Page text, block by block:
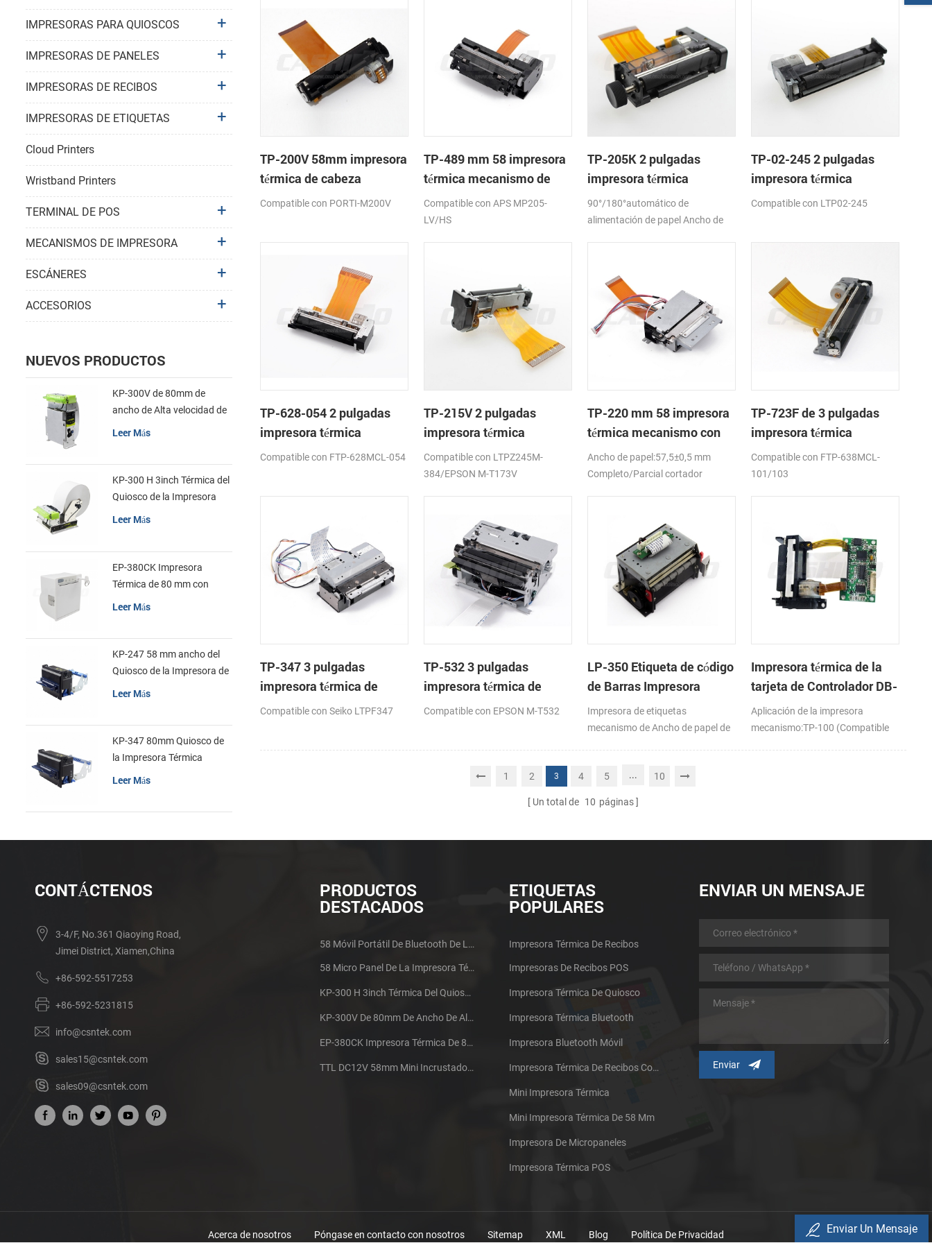
TP-200V 58mm impresora
térmica de cabeza
Compatible con PORTI-M200V
TP-489 mm 58 impresora
térmica mecanismo de
Compatible con APS MP205-
LV/HS
TP-205K 2 pulgadas
impresora térmica
mecanismo de
90°/180°automático de
alimentación de papel Ancho de
TP-02-245 2 pulgadas
impresora térmica
mecanismo de
Compatible con LTP02-245
TP-628-054 2 pulgadas
impresora térmica
mecanismo de
Compatible con FTP-628MCL-054
TP-215V 2 pulgadas
impresora térmica
mecanismo de
Compatible con LTPZ245M-
384/EPSON M-T173V
TP-220 mm 58 impresora
térmica mecanismo con
cortador automático
Ancho de papel:57,5±0,5 mm
Completo/Parcial cortador
TP-723F de 3 pulgadas
impresora térmica
mecanismo de
Compatible con FTP-638MCL-
101/103
TP-347 3 pulgadas
impresora térmica de
cabeza con cortador
Compatible con Seiko LTPF347
TP-532 3 pulgadas
impresora térmica de
cabeza con cortador
Compatible con EPSON M-T532
LP-350 Etiqueta de código
de Barras Impresora
Mecanismo de
Impresora de etiquetas
mecanismo de Ancho de papel de
Impresora térmica de la
tarjeta de Controlador DB-
100
Aplicación de la impresora
mecanismo:TP-100 (Compatible
1 2 3 4 5 ... 10
Un total de 10 páginas
IMPRESORAS PARA QUIOSCOS
IMPRESORAS DE PANELES
IMPRESORAS DE RECIBOS
IMPRESORAS DE ETIQUETAS
Cloud Printers
Wristband Printers
TERMINAL DE POS
MECANISMOS DE IMPRESORA
ESCÁNERES
ACCESORIOS
NUEVOS PRODUCTOS
KP-300V de 80mm de
ancho de Alta velocidad de
la Impresora Térmica del
Leer Más
KP-300 H 3inch Térmica del
Quiosco de la Impresora
Módulo de
Leer Más
EP-380CK Impresora
Térmica de 80 mm con
Leer Más
KP-247 58 mm ancho del
Quiosco de la Impresora de
Leer Más
KP-347 80mm Quiosco de
la Impresora Térmica
Leer Más
CONTÁCTENOS
3-4/F, No.361 Qiaoying Road,
Jimei District, Xiamen,China
+86-592-5517253
+86-592-5231815
info@csntek.com
sales15@csntek.com
sales09@csntek.com
PRODUCTOS
DESTACADOS
58 Móvil Portátil De Bluetooth De La Impresora Térmica De PTP-II
58 Micro Panel De La Impresora Térmica De Recibos CSN-A1
KP-300 H 3inch Térmica Del Quiosco De La Impresora Módulo De
KP-300V De 80mm De Ancho De Alta Velocidad De La Impresora Térmica Del Quiosco
EP-380CK Impresora Térmica De 80 Mm Con Bloqueo De La Tapa
TTL DC12V 58mm Mini Incrustado Taxi De La Impresora Térmica De Recibos
ETIQUETAS
POPULARES
Impresora Térmica De Recibos
Impresoras De Recibos POS
Impresora Térmica De Quiosco
Impresora Térmica Bluetooth
Impresora Bluetooth Móvil
Impresora Térmica De Recibos Con Micropanel.
Mini Impresora Térmica
Mini Impresora Térmica De 58 Mm
Impresora De Micropaneles
Impresora Térmica POS
ENVIAR UN MENSAJE
Acerca de nosotros Póngase en contacto con nosotros Sitemap XML Blog Política De Privacidad Enviar Un Mensaje